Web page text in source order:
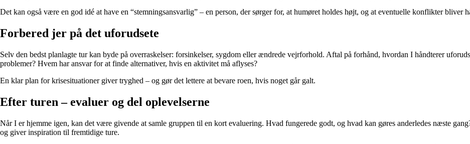
Det kan også være en god idé at have en “stemningsansvarlig” – en person, der sørger for, at humøret holdes højt, og at eventuelle konflikter bliver
Forbered jer på det uforudsete
Selv den bedst planlagte tur kan byde på overraskelser: forsinkelser, sygdom eller ændrede vejrforhold. Aftal på forhånd, hvordan I håndterer
problemer? Hvem har ansvar for at finde alternativer, hvis en aktivitet må aflyses?
En klar plan for krisesituationer giver tryghed – og gør det lettere at bevare roen, hvis noget går galt.
Efter turen – evaluer og del oplevelserne
Når I er hjemme igen, kan det være givende at samle gruppen til en kort evaluering. Hvad fungerede godt, og hvad kan gøres anderledes næste
og giver inspiration til fremtidige ture.